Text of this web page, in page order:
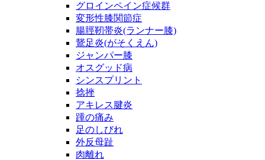
グロインペイン症候群
変形性膝関節症
腸脛靭帯炎(ランナー膝)
鵞足炎(がそくえん)
ジャンパー膝
オスグッド病
シンスプリント
捻挫
アキレス腱炎
踵の痛み
足のしびれ
外反母趾
肉離れ